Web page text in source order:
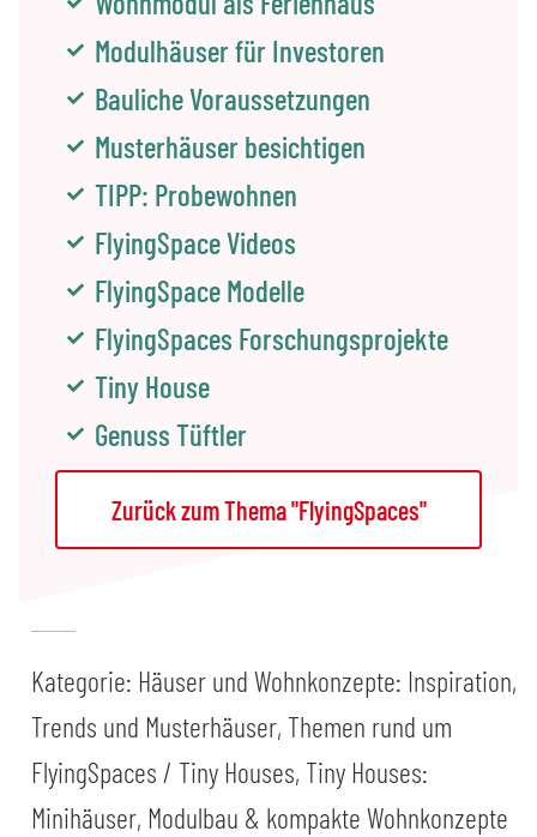
Modulhäuser für Investoren
Bauliche Voraussetzungen
Musterhäuser besichtigen
TIPP: Probewohnen
FlyingSpace Videos
FlyingSpace Modelle
FlyingSpaces Forschungsprojekte
Tiny House
Genuss Tüftler
Zurück zum Thema "FlyingSpaces"
Kategorie: Häuser und Wohnkonzepte: Inspiration,
Trends und Musterhäuser, Themen rund um
FlyingSpaces / Tiny Houses, Tiny Houses:
Minihäuser, Modulbau & kompakte Wohnkonzepte